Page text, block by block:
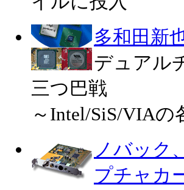
多和田新
デュアル
三つ巴戦
～Intel/SiS/VIA
ノバック
プチャカ